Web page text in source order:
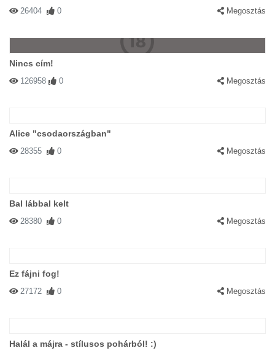
26404 0 Megosztás
Nincs cím!
126958 0 Megosztás
Alice "csodaországban"
28355 0 Megosztás
Bal lábbal kelt
28380 0 Megosztás
Ez fájni fog!
27172 0 Megosztás
Halál a májra - stílusos pohárból! :)